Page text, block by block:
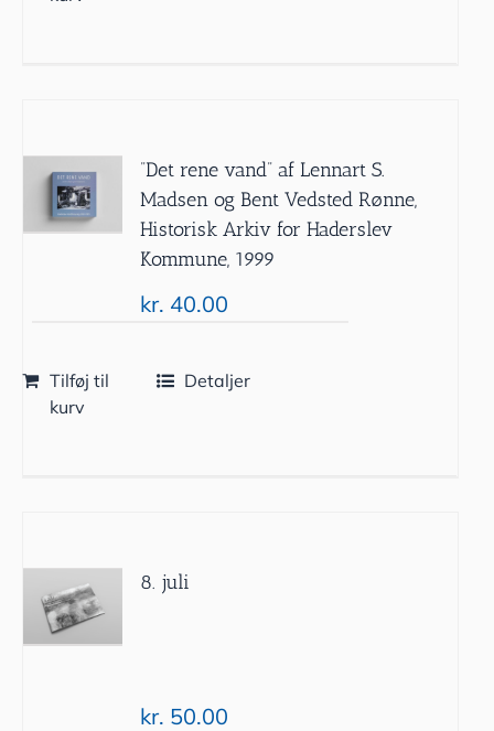
”Det rene vand” af Lennart S.
Madsen og Bent Vedsted Rønne,
Historisk Arkiv for Haderslev
Kommune, 1999
kr. 40.00
Tilføj til
kurv
Detaljer
8. juli
kr. 50.00